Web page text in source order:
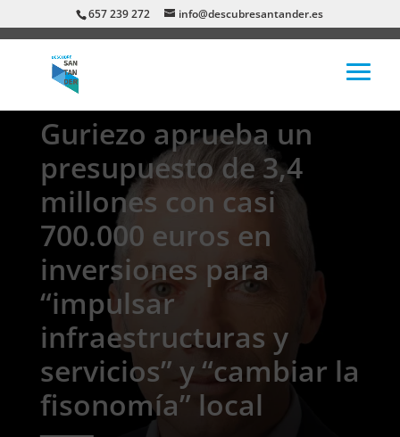
657 239 272 info@descubresantander.es
Guriezo aprueba un
presupuesto de 3,4
millones con casi
700.000 euros en
inversiones para
“impulsar
infraestructuras y
servicios” y “cambiar la
fisonomía” local